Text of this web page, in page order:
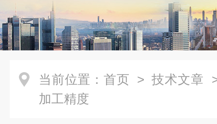
当前位置： 首页 > 技术文章
加工精度